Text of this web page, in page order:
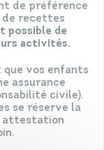
de préférence
de recettes
possible de
activités.
vos enfants
assurance
civile).
se réserve la
attestation